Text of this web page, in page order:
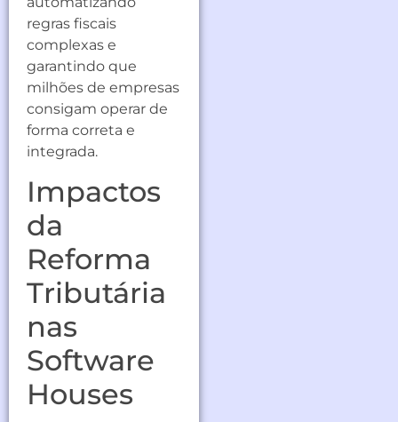
regras fiscais
complexas e
garantindo que
milhões de empresas
consigam operar de
forma correta e
integrada.
Impactos
da
Reforma
Tributária
nas
Software
Houses